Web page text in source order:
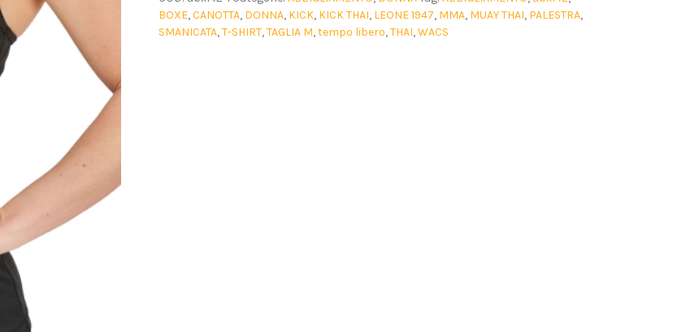
BOXE,CANOTTA, DONNA, KICK, KICK THAI, LEONE 1947, MMA, MUAY THAI, PALESTRA,
SMANICATA,T-SHIRT,TAGLIA M,tempo libero,THAI,WACS